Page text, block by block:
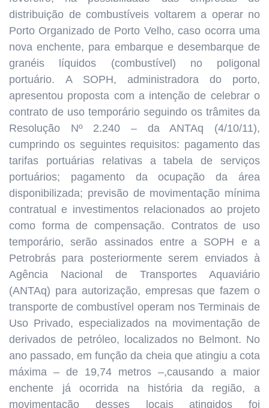
distribuição de combustíveis voltarem a operar no
Porto Organizado de Porto Velho, caso ocorra uma
nova enchente, para embarque e desembarque de
granéis líquidos (combustível) no poligonal
portuário. A SOPH, administradora do porto,
apresentou proposta com a intenção de celebrar o
contrato de uso temporário seguindo os trâmites da
Resolução Nº 2.240 – da ANTAq (4/10/11),
cumprindo os seguintes requisitos: pagamento das
tarifas portuárias relativas a tabela de serviços
portuários; pagamento da ocupação da área
disponibilizada; previsão de movimentação mínima
contratual e investimentos relacionados ao projeto
como forma de compensação. Contratos de uso
temporário, serão assinados entre a SOPH e a
Petrobrás para posteriormente serem enviados à
Agência Nacional de Transportes Aquaviário
(ANTAq) para autorização, empresas que fazem o
transporte de combustível operam nos Terminais de
Uso Privado, especializados na movimentação de
derivados de petróleo, localizados no Belmont. No
ano passado, em função da cheia que atingiu a cota
máxima – de 19,74 metros –,causando a maior
enchente já ocorrida na história da região, a
movimentação desses locais atingidos foi